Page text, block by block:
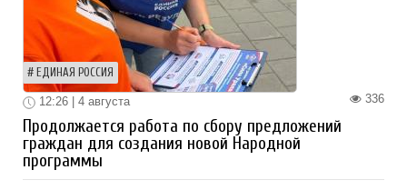
ЕДИНАЯ РОССИЯ
336
12:26 | 4 августа
Продолжается работа по сбору предложений
граждан для создания новой Народной
программы